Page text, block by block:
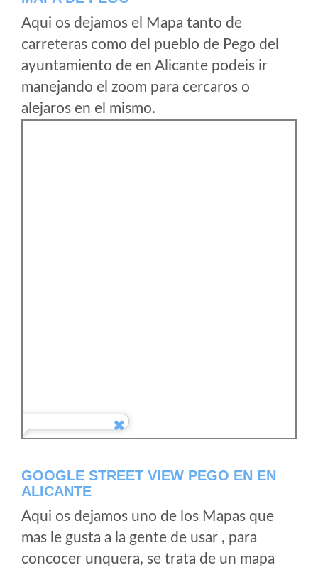
Aqui os dejamos el Mapa tanto de
carreteras como del pueblo de Pego del
ayuntamiento de en Alicante podeis ir
manejando el zoom para cercaros o
alejaros en el mismo.
GOOGLE STREET VIEW PEGO EN EN
ALICANTE
Aqui os dejamos uno de los Mapas que
mas le gusta a la gente de usar , para
concocer unquera, se trata de un mapa